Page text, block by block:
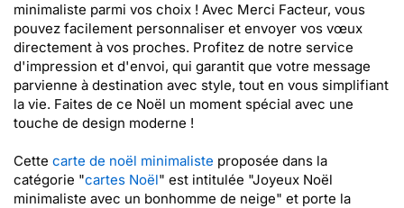
minimaliste parmi vos choix ! Avec Merci Facteur, vous
pouvez facilement personnaliser et envoyer vos vœux
directement à vos proches. Profitez de notre service
d'impression et d'envoi, qui garantit que votre message
parvienne à destination avec style, tout en vous simplifiant
la vie. Faites de ce Noël un moment spécial avec une
touche de design moderne !
Cette carte de noël minimaliste proposée dans la
catégorie "cartes Noël" est intitulée "Joyeux Noël
minimaliste avec un bonhomme de neige" et porte la